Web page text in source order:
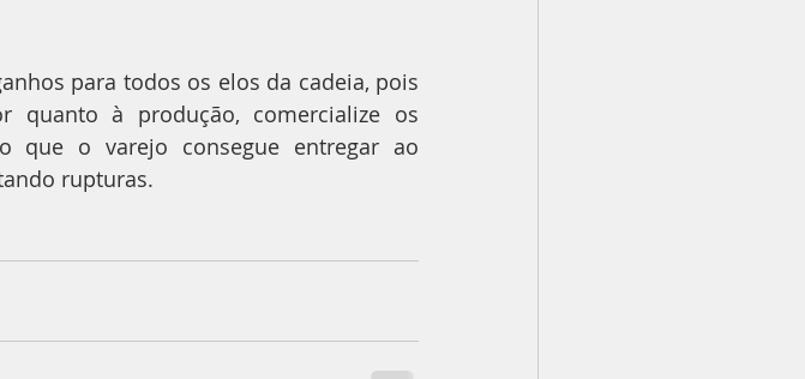
para todos os elos da cadeia, pois
à produção, comercialize os
que o varejo consegue entregar ao
rupturas.